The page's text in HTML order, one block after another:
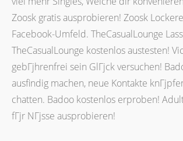
Zoosk gratis ausprobieren! Zoosk
Facebook-Umfeld. TheCasualLounge
TheCasualLounge kostenlos austesten!
gebГјhrenfrei sein GlГјck versuchen!
ausfindig machen, neue Kontakte
chatten. Badoo kostenlos erproben!
fГјr NГјsse ausprobieren!